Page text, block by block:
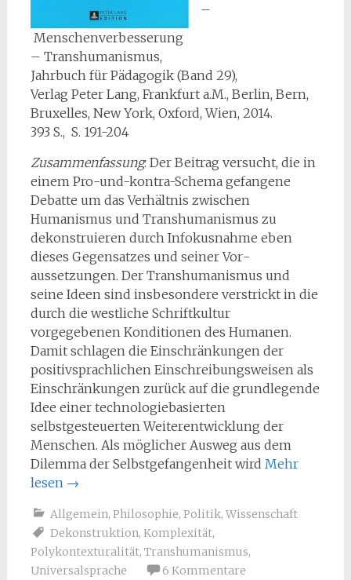
–
Menschenverbesserung
– Transhumanismus,
Jahrbuch für Pädagogik (Band 29),
Verlag Peter Lang, Frankfurt a.M., Berlin, Bern,
Bruxelles, New York, Oxford, Wien, 2014.
393 S., S. 191-204
Zusammenfassung: Der Beitrag versucht, die in
einem Pro-und-kontra-Schema ge­fangene
Debatte um das Verhältnis zwischen
Humanismus und Transhumanismus zu
dekonstruieren durch Infokusnahme eben
dieses Gegensatzes und seiner Vor­
aussetzungen. Der Transhumanismus und
seine Ideen sind insbesondere verstrickt in die
durch die westliche Schriftkultur
vorgegebenen Konditionen des Humanen.
Damit schlagen die Einschränkungen der
positivsprachlichen Einschreibungsweisen als
Einschränkungen zurück auf die grundlegende
Idee einer technologiebasierten
selbstgesteuerten Weiterentwicklung der
Menschen. Als möglicher Ausweg aus dem
Dilemma der Selbstgefangenheit wird Mehr
lesen →
Allgemein, Philosophie, Politik, Wissenschaft
Dekonstruktion, Komplexität,
Polykontexturalität, Transhumanismus,
Universalsprache
6 Kommentare